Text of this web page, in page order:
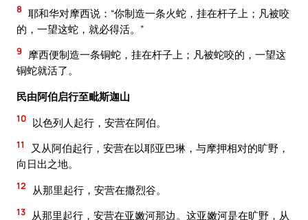
8 耶和华对摩西说：“你制造一条火蛇，挂在杆子上；凡被咬
的，一望这蛇，就必得活。”
9
摩西便制造一条铜蛇，挂在杆子上；凡被蛇咬的，一望这
铜蛇就活了。
民由阿伯启行至毗斯迦山
10 以色列人起行，安营在阿伯。
11
又从阿伯起行，安营在以耶亚巴琳，与摩押相对的旷野，
向日出之地。
12 从那里起行，安营在撒烈谷。
13 从那里起行，安营在亚嫩河那边。这亚嫩河是在旷野，从